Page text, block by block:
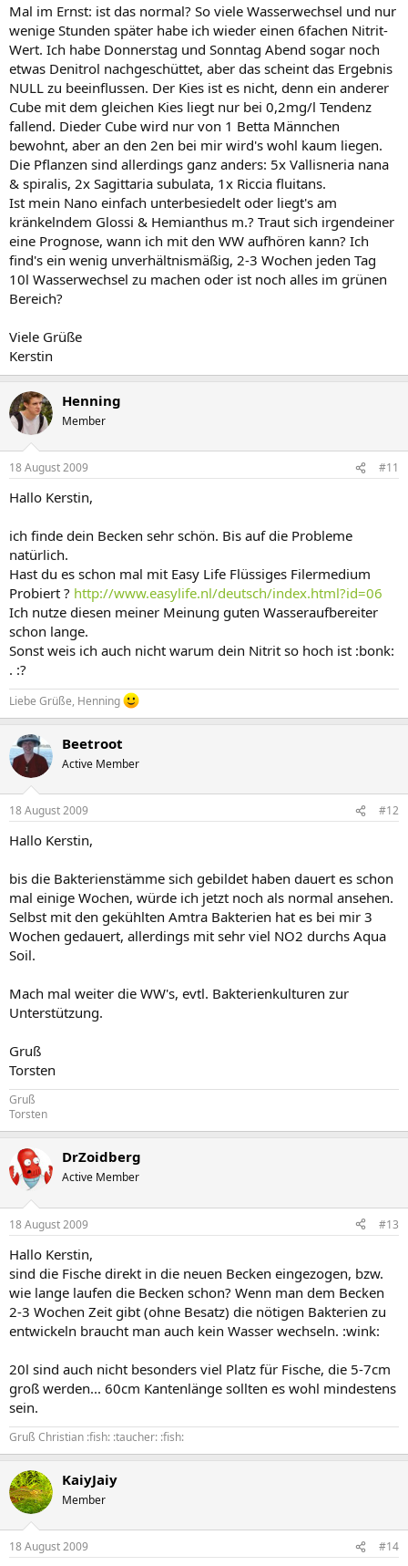
Mal im Ernst: ist das normal? So viele Wasserwechsel und nur
wenige Stunden später habe ich wieder einen 6fachen Nitrit-
Wert. Ich habe Donnerstag und Sonntag Abend sogar noch
etwas Denitrol nachgeschüttet, aber das scheint das Ergebnis
NULL zu beeinflussen. Der Kies ist es nicht, denn ein anderer
Cube mit dem gleichen Kies liegt nur bei 0,2mg/l Tendenz
fallend. Dieder Cube wird nur von 1 Betta Männchen
bewohnt, aber an den 2en bei mir wird's wohl kaum liegen.
Die Pflanzen sind allerdings ganz anders: 5x Vallisneria nana
& spiralis, 2x Sagittaria subulata, 1x Riccia fluitans.
Ist mein Nano einfach unterbesiedelt oder liegt's am
kränkelndem Glossi & Hemianthus m.? Traut sich irgendeiner
eine Prognose, wann ich mit den WW aufhören kann? Ich
find's ein wenig unverhältnismäßig, 2-3 Wochen jeden Tag
10l Wasserwechsel zu machen oder ist noch alles im grünen
Bereich?
Viele Grüße
Kerstin
Henning
Member
18 August 2009 #11
Hallo Kerstin,
ich finde dein Becken sehr schön. Bis auf die Probleme
natürlich.
Hast du es schon mal mit Easy Life Flüssiges Filermedium
Probiert ? http://www.easylife.nl/deutsch/index.html?id=06
Ich nutze diesen meiner Meinung guten Wasseraufbereiter
schon lange.
Sonst weis ich auch nicht warum dein Nitrit so hoch ist :bonk:
. :?
Liebe Grüße, Henning
Beetroot
Active Member
18 August 2009 #12
Hallo Kerstin,
bis die Bakterienstämme sich gebildet haben dauert es schon
mal einige Wochen, würde ich jetzt noch als normal ansehen.
Selbst mit den gekühlten Amtra Bakterien hat es bei mir 3
Wochen gedauert, allerdings mit sehr viel NO2 durchs Aqua
Soil.
Mach mal weiter die WW's, evtl. Bakterienkulturen zur
Unterstützung.
Gruß
Torsten
Gruß
Torsten
DrZoidberg
Active Member
18 August 2009 #13
Hallo Kerstin,
sind die Fische direkt in die neuen Becken eingezogen, bzw.
wie lange laufen die Becken schon? Wenn man dem Becken
2-3 Wochen Zeit gibt (ohne Besatz) die nötigen Bakterien zu
entwickeln braucht man auch kein Wasser wechseln. :wink:
20l sind auch nicht besonders viel Platz für Fische, die 5-7cm
groß werden... 60cm Kantenlänge sollten es wohl mindestens
sein.
Gruß Christian :fish: :taucher: :fish:
KaiyJaiy
Member
18 August 2009 #14